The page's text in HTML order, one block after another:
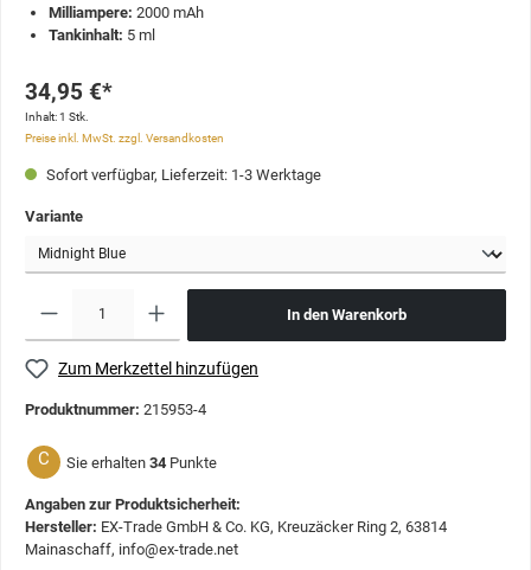
Milliampere: 2000 mAh
Tankinhalt: 5 ml
34,95 €*
Inhalt:1 Stk.
Preise inkl. MwSt. zzgl. Versandkosten
Sofort verfügbar, Lieferzeit: 1-3 Werktage
Variante
In den Warenkorb
Zum Merkzettel hinzufügen
Produktnummer: 215953-4
C Sie erhalten 34 Punkte
Angaben zur Produktsicherheit:
Hersteller: EX-Trade GmbH & Co. KG, Kreuzäcker Ring 2, 63814
Mainaschaff, info@ex-trade.net